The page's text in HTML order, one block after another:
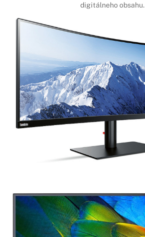
digitálneho obsahu.